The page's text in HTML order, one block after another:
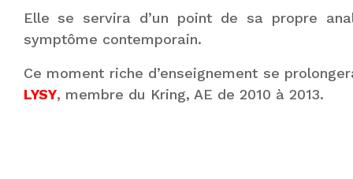
Elle se servira d’un point de sa propre
symptôme contemporain.
Ce moment riche d’enseignement se
LYSY, membre du Kring, AE de 2010 à 2013.